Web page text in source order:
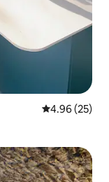
平均评分
4.96 (25)